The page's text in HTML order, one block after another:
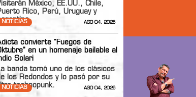
México, EE.UU., Chile,
Rico, Perú, Uruguay y
NOTICIAS AGO 04, 2026
convierte "Fuegos de
en un homenaje bailable al
Solari
banda tomó uno de los clásicos
los Redondos y lo pasó por su
technopunk.
NOTICIAS AGO 04, 2026